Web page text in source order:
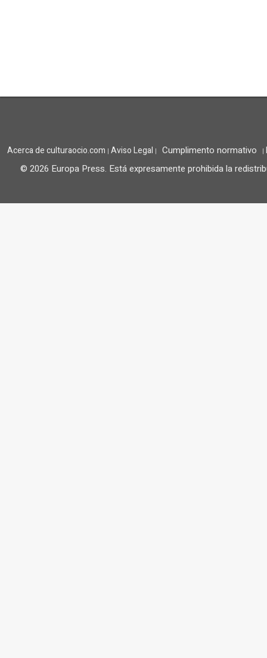
Acerca de culturaocio.com | Aviso Legal | Cumplimento normativo |
© 2026 Europa Press. Está expresamente prohibida la